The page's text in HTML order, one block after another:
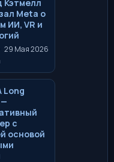
Кэтмелл
Meta о
ИИ, VR и
29 Мая 2026
Long
с
основой